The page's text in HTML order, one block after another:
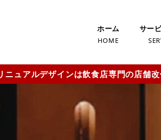
ホーム
HOME
サー
ニュアルデザインは飲食店専門の店舗